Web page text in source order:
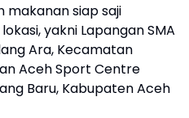
makanan siap saji
yakni Lapangan SMA
Ara, Kecamatan
Aceh Sport Centre
Baru, Kabupaten Aceh